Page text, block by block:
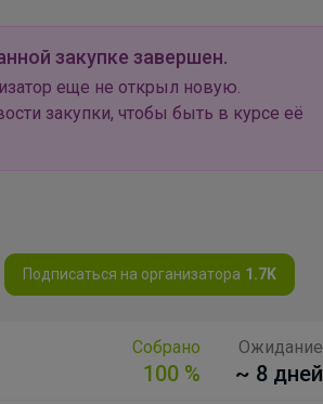
закупке завершен.
еще не открыл новую.
закупки, чтобы быть в курсе её
Подписаться на организатора 1.7K
Собрано
100 %
Ожидание
~ 8 дней